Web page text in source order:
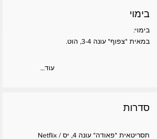
בימוי
בימוי:
במאית "צפוף" עונה 3-4, הוט.
...עוד
סדרות
תסריטאית "פאודה" עונה 4, יס / Netflix